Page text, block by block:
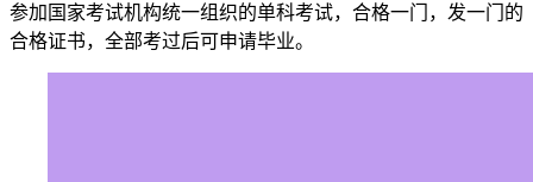
参加国家考试机构统一组织的单科考试，合格一门，发一门的
合格证书，全部考过后可申请毕业。